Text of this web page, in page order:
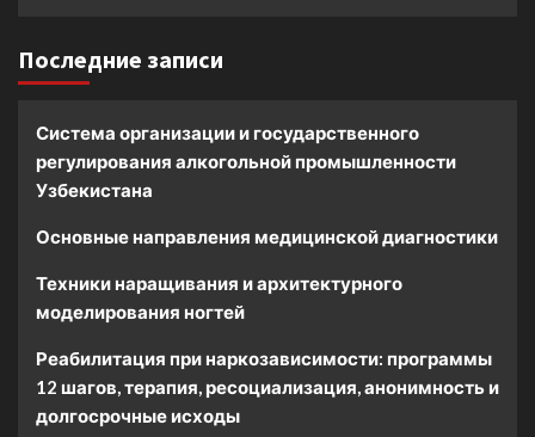
Последние записи
Система организации и государственного
регулирования алкогольной промышленности
Узбекистана
Основные направления медицинской диагностики
Техники наращивания и архитектурного
моделирования ногтей
Реабилитация при наркозависимости: программы
12 шагов, терапия, ресоциализация, анонимность и
долгосрочные исходы